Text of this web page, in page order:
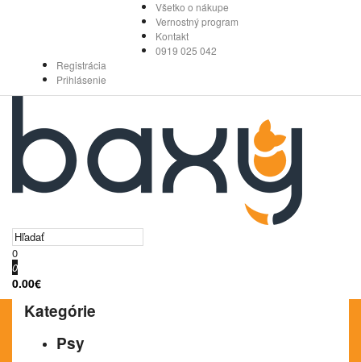
Všetko o nákupe
Vernostný program
Kontakt
0919 025 042
Registrácia
Prihlásenie
0
0
0.00€
Kategórie
Psy